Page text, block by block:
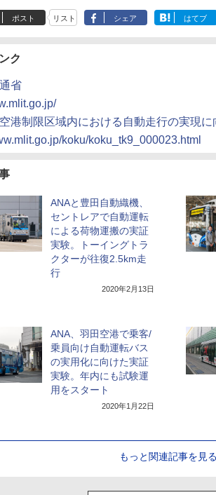
ポスト リスト シェア はてブ
ク
省
港制限区域内における自動走行の実現
koku/koku_tk9_000023.html
ANAと豊田自動織機、
セントレアで自動運転
による荷物運搬の実証
実験。トーイングトラ
クターが往復2.5km走
行
2020年2月13日
ANA、羽田空港で乗客/
乗員向け自動運転バス
の実用化に向けた実証
実験。年内にも試験運
用をスタート
2020年1月22日
もっと関連記事を見る